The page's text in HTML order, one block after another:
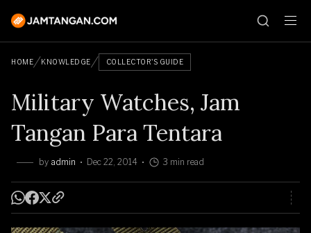
HOME KNOWLEDGE COLLECTOR'S GUIDE
Military Watches, Jam
Tangan Para Tentara
by admin Dec 22, 2014 3 min read